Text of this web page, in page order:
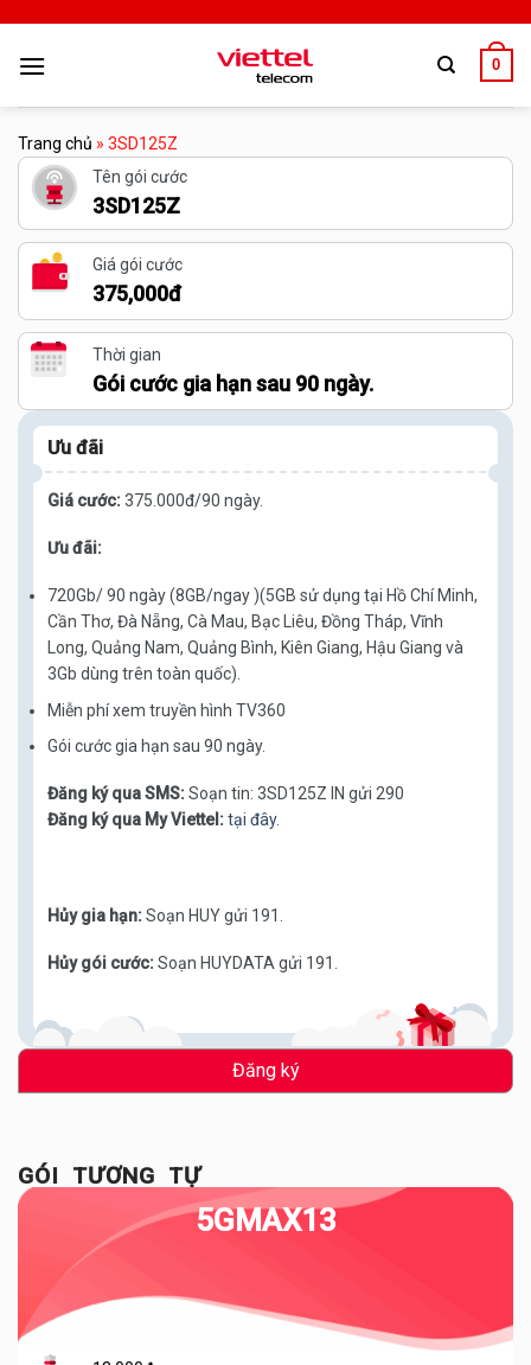
0
Trang chủ » 3SD125Z
Tên gói cước
3SD125Z
Giá gói cước
375,000đ
Thời gian
Gói cước gia hạn sau 90 ngày.
Ưu đãi
Giá cước:375.000đ/90 ngày.
Ưu đãi:
720Gb/ 90 ngày (8GB/ngay )(5GB sử dụng tại Hồ Chí Minh,
Cần Thơ, Đà Nẵng, Cà Mau, Bạc Liêu, Đồng Tháp, Vĩnh
Long, Quảng Nam, Quảng Bình, Kiên Giang, Hậu Giang và
3Gb dùng trên toàn quốc).
Miễn phí xem truyền hình TV360
Gói cước gia hạn sau 90 ngày.
Đăng ký qua SMS:Soạn tin: 3SD125Z IN gửi 290
Đăng ký qua My Viettel:tại đây.
Hủy gia hạn:Soạn HUY gửi 191.
Hủy gói cước:Soạn HUYDATA gửi 191.
Đăng ký
GÓI TƯƠNG TỰ
5GMAX13